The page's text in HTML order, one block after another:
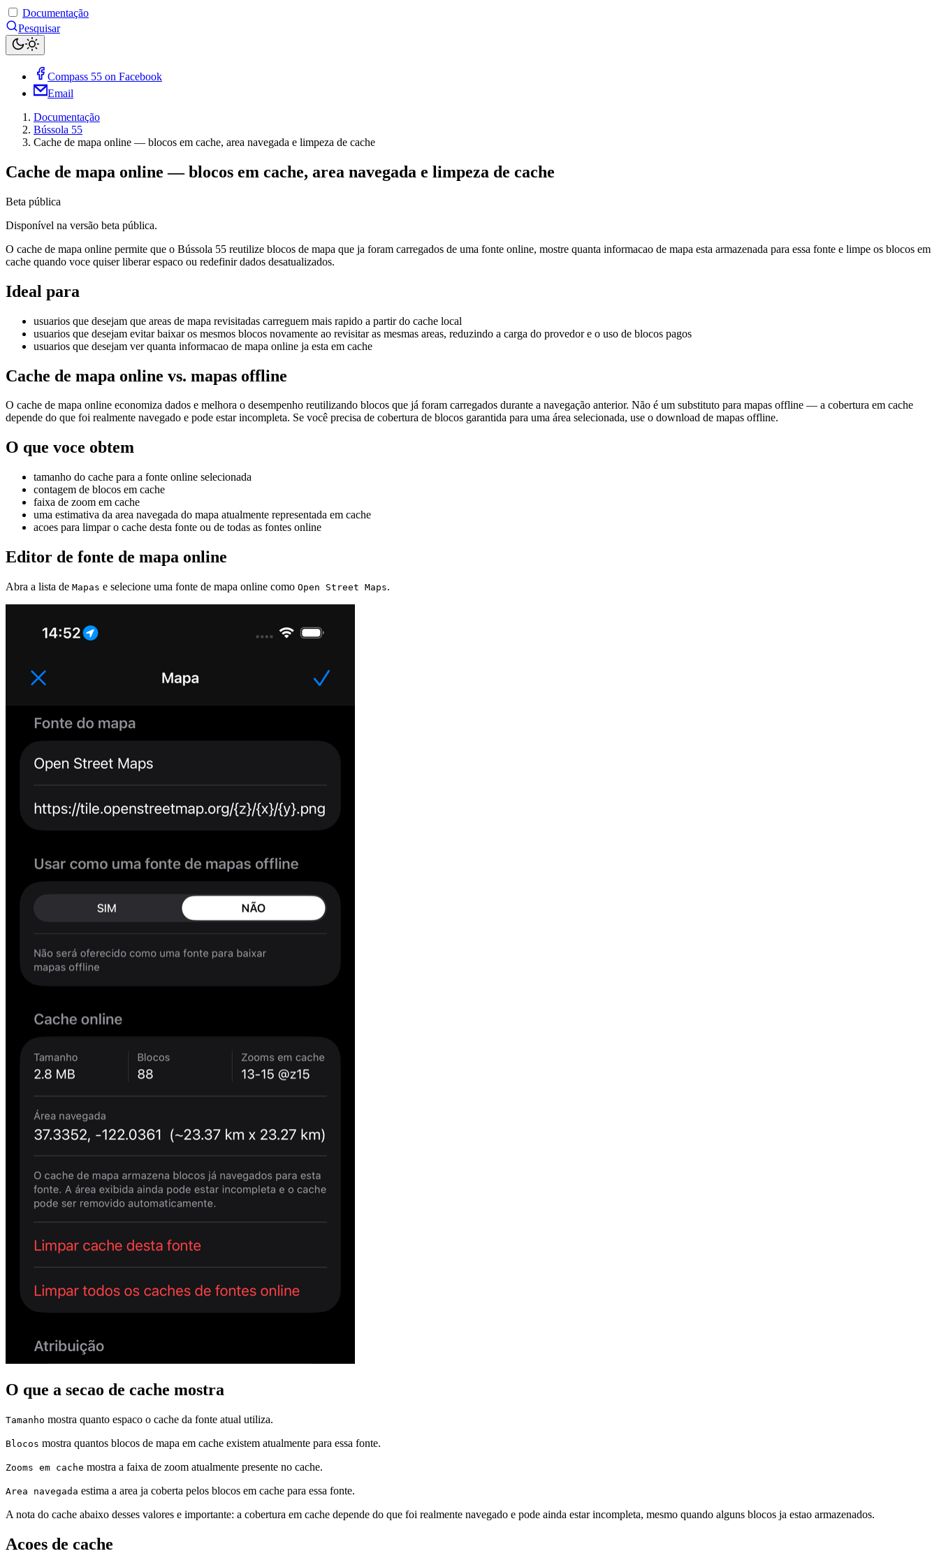
Documentação
Pesquisar
Compass 55 on Facebook
Email
Documentação
Bússola 55
Cache de mapa online — blocos em cache, area navegada e limpeza de cache
Cache de mapa online — blocos em cache, area navegada e limpeza de cache
Beta pública
Disponível na versão beta pública.
O cache de mapa online permite que o Bússola 55 reutilize blocos de mapa que ja foram carregados de uma fonte online, mostre quanta informacao de mapa esta armazenada para essa fonte e limpe os blocos em
cache quando voce quiser liberar espaco ou redefinir dados desatualizados.
Ideal para
usuarios que desejam que areas de mapa revisitadas carreguem mais rapido a partir do cache local
usuarios que desejam evitar baixar os mesmos blocos novamente ao revisitar as mesmas areas, reduzindo a carga do provedor e o uso de blocos pagos
usuarios que desejam ver quanta informacao de mapa online ja esta em cache
Cache de mapa online vs. mapas offline
O cache de mapa online economiza dados e melhora o desempenho reutilizando blocos que já foram carregados durante a navegação anterior. Não é um substituto para mapas offline — a cobertura em cache
depende do que foi realmente navegado e pode estar incompleta. Se você precisa de cobertura de blocos garantida para uma área selecionada, use o download de mapas offline.
O que voce obtem
tamanho do cache para a fonte online selecionada
contagem de blocos em cache
faixa de zoom em cache
uma estimativa da area navegada do mapa atualmente representada em cache
acoes para limpar o cache desta fonte ou de todas as fontes online
Editor de fonte de mapa online
Abra a lista de Mapas e selecione uma fonte de mapa online como Open Street Maps.
O que a secao de cache mostra
Tamanho mostra quanto espaco o cache da fonte atual utiliza.
Blocos mostra quantos blocos de mapa em cache existem atualmente para essa fonte.
Zooms em cache mostra a faixa de zoom atualmente presente no cache.
Area navegada estima a area ja coberta pelos blocos em cache para essa fonte.
A nota do cache abaixo desses valores e importante: a cobertura em cache depende do que foi realmente navegado e pode ainda estar incompleta, mesmo quando alguns blocos ja estao armazenados.
Acoes de cache